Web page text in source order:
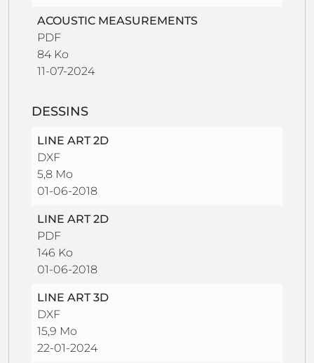
ACOUSTIC MEASUREMENTS
PDF
84 Ko
11-07-2024
DESSINS
LINE ART 2D
DXF
5,8 Mo
01-06-2018
LINE ART 2D
PDF
146 Ko
01-06-2018
LINE ART 3D
DXF
15,9 Mo
22-01-2024